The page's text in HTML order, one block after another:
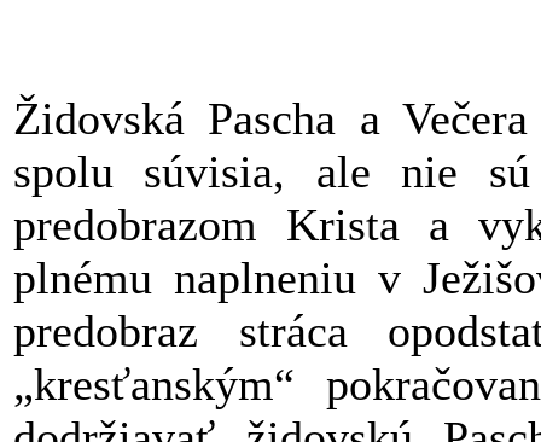
Židovská Pascha a
spolu súvisia, ale nie sú
predobrazom Krista a
plnému naplneniu v
predobraz stráca
„kresťanským“